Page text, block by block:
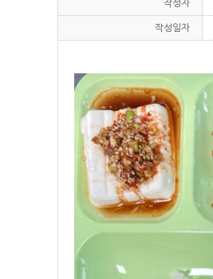
작성자
작성일자